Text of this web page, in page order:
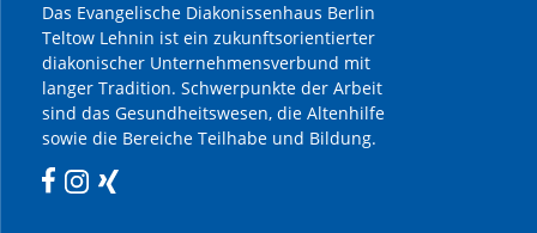
Das Evangelische Diakonissenhaus Berlin
Teltow Lehnin ist ein zukunftsorientierter
diakonischer Unternehmensverbund mit
langer Tradition. Schwerpunkte der Arbeit
sind das Gesundheitswesen, die Altenhilfe
sowie die Bereiche Teilhabe und Bildung.